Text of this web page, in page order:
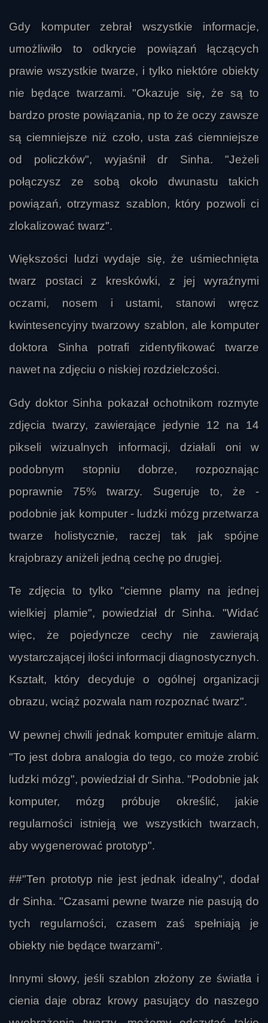
Gdy komputer zebrał wszystkie informacje,
umożliwiło to odkrycie powiązań łączących
prawie wszystkie twarze, i tylko niektóre obiekty
nie będące twarzami. "Okazuje się, że są to
bardzo proste powiązania, np to że oczy zawsze
są ciemniejsze niż czoło, usta zaś ciemniejsze
od policzków", wyjaśnił dr Sinha. "Jeżeli
połączysz ze sobą około dwunastu takich
powiązań, otrzymasz szablon, który pozwoli ci
zlokalizować twarz".
Większości ludzi wydaje się, że uśmiechnięta
twarz postaci z kreskówki, z jej wyraźnymi
oczami, nosem i ustami, stanowi wręcz
kwintesencyjny twarzowy szablon, ale komputer
doktora Sinha potrafi zidentyfikować twarze
nawet na zdjęciu o niskiej rozdzielczości.
Gdy doktor Sinha pokazał ochotnikom rozmyte
zdjęcia twarzy, zawierające jedynie 12 na 14
pikseli wizualnych informacji, działali oni w
podobnym stopniu dobrze, rozpoznając
poprawnie 75% twarzy. Sugeruje to, że -
podobnie jak komputer - ludzki mózg przetwarza
twarze holistycznie, raczej tak jak spójne
krajobrazy aniżeli jedną cechę po drugiej.
Te zdjęcia to tylko "ciemne plamy na jednej
wielkiej plamie", powiedział dr Sinha. "Widać
więc, że pojedyncze cechy nie zawierają
wystarczającej ilości informacji diagnostycznych.
Kształt, który decyduje o ogólnej organizacji
obrazu, wciąż pozwala nam rozpoznać twarz".
W pewnej chwili jednak komputer emituje alarm.
"To jest dobra analogia do tego, co może zrobić
ludzki mózg", powiedział dr Sinha. "Podobnie jak
komputer, mózg próbuje określić, jakie
regularności istnieją we wszystkich twarzach,
aby wygenerować prototyp".
##"Ten prototyp nie jest jednak idealny", dodał
dr Sinha. "Czasami pewne twarze nie pasują do
tych regularności, czasem zaś spełniają je
obiekty nie będące twarzami".
Innymi słowy, jeśli szablon złożony ze światła i
cienia daje obraz krowy pasujący do naszego